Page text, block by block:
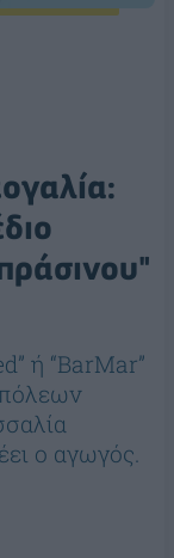
ή “BarMar”
ο αγωγός.